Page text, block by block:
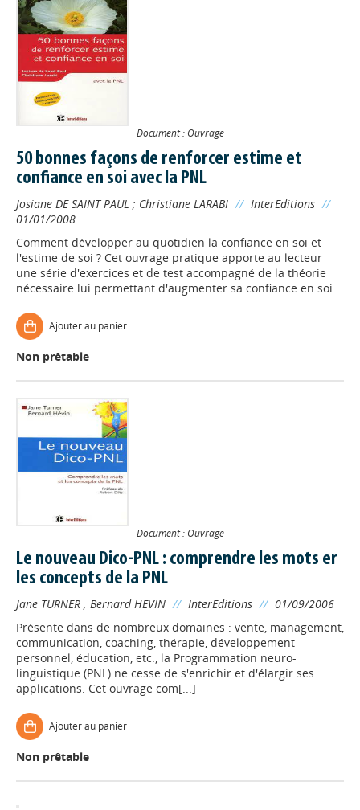
Document : Ouvrage
50 bonnes façons de renforcer estime et
confiance en soi avec la PNL
Josiane DE SAINT PAUL ; Christiane LARABI // InterEditions //
01/01/2008
Comment développer au quotidien la confiance en soi et
l'estime de soi ? Cet ouvrage pratique apporte au lecteur
une série d'exercices et de test accompagné de la théorie
nécessaire lui permettant d'augmenter sa confiance en soi.
Ajouter au panier
Non prêtable
Document : Ouvrage
Le nouveau Dico-PNL : comprendre les mots er
les concepts de la PNL
Jane TURNER ; Bernard HEVIN // InterEditions // 01/09/2006
Présente dans de nombreux domaines : vente, management,
communication, coaching, thérapie, développement
personnel, éducation, etc., la Programmation neuro-
linguistique (PNL) ne cesse de s'enrichir et d'élargir ses
applications. Cet ouvrage com[...]
Ajouter au panier
Non prêtable